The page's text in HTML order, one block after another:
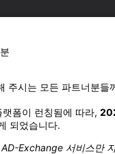
주시는 모든 파트너분들
폼이 런칭됨에 따라,
되었습니다.
AD-Exchange 서비스만